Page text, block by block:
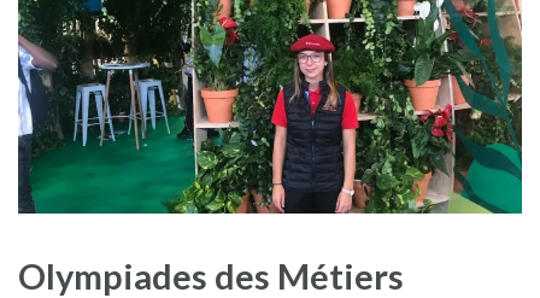
Olympiades des Métiers